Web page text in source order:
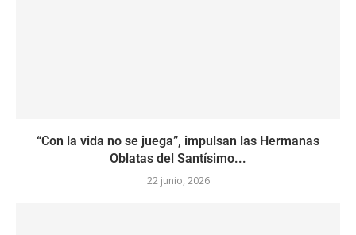
“Con la vida no se juega”, impulsan las Hermanas
Oblatas del Santísimo...
22 junio, 2026